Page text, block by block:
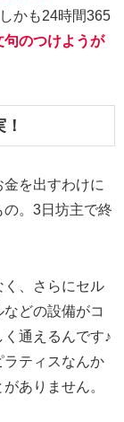
かも24時間365
のつけようが
を出すわけに
。3日坊主で終
く、さらにセル
どの設備がコ
通えるんです♪
ラティスなんか
ありません。